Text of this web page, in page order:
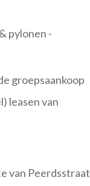
pylonen -
groepsaankoop
leasen van
van Peerdsstraat